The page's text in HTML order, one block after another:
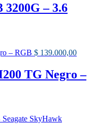
3200G – 3.6
$ 139.000,00
TG Negro –